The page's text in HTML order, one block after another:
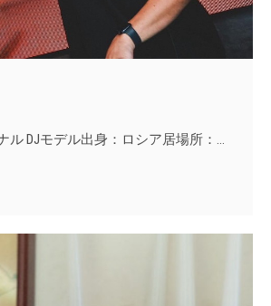
ル DJモデル出身：ロシア居場所：…